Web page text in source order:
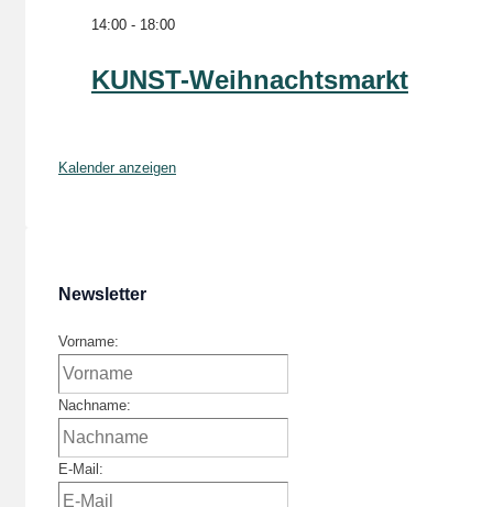
14:00 - 18:00
KUNST-Weihnachtsmarkt
Kalender anzeigen
Newsletter
Vorname:
Nachname:
E-Mail: